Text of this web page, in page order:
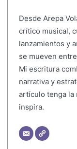
Desde Arepa
crítico musical,
lanzamientos y
se mueven
Mi escritura
narrativa y
artículo tenga la
inspira.